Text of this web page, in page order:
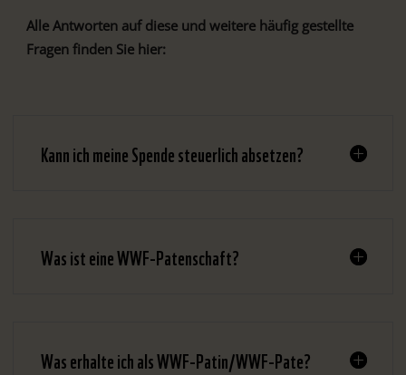
Alle Antworten auf diese und weitere häufig gestellte
Fragen finden Sie hier:
Kann ich meine Spende steuerlich absetzen?
Was ist eine WWF-Patenschaft?
Was erhalte ich als WWF-Patin/WWF-Pate?